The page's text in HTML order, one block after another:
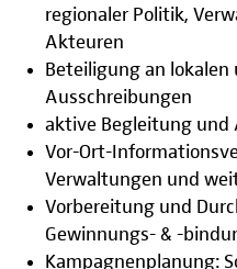
regionaler Politik,
Akteuren
Beteiligung an lokalen
Ausschreibungen
aktive Begleitung und
Vor-Ort-
Verwaltungen und
Vorbereitung und
Gewinnungs- & -
Kampagnenplanung: